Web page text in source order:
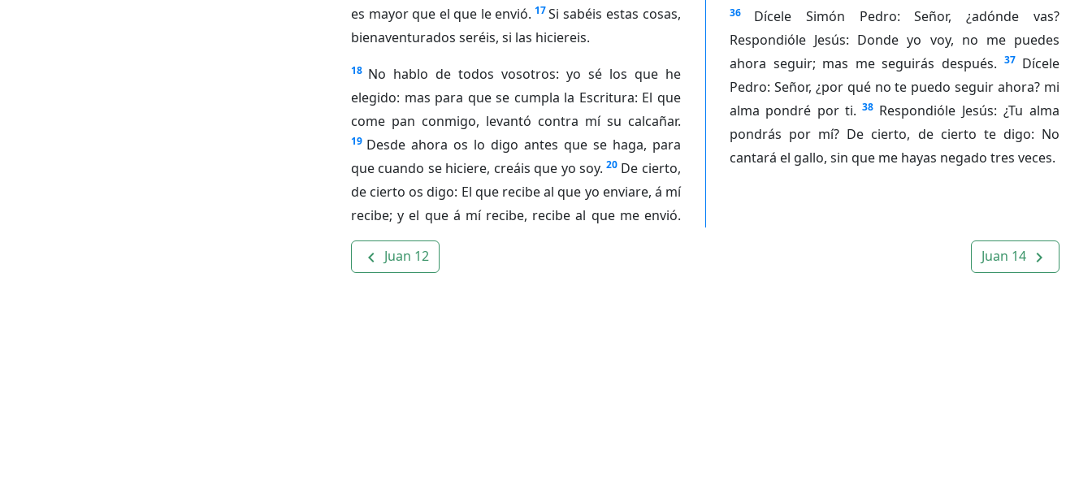
es mayor que el que le envió. 17Si sabéis estas cosas,
bienaventurados seréis, si las hiciereis.
18 No hablo de todos vosotros: yo sé los que he
elegido: mas para que se cumpla la Escritura: El que
come pan conmigo, levantó contra mí su calcañar.
19 Desde ahora os lo digo antes que se haga, para
que cuando se hiciere, creáis que yo soy. 20 De cierto,
de cierto os digo: El que recibe al que yo enviare, á mí
recibe; y el que á mí recibe, recibe al que me envió.
36
Dícele Simón Pedro: Señor, ¿adónde vas?
Respondióle Jesús: Donde yo voy, no me puedes
ahora seguir; mas me seguirás después. 37 Dícele
Pedro: Señor, ¿por qué no te puedo seguir ahora? mi
alma pondré por ti. 38 Respondióle Jesús: ¿Tu alma
pondrás por mí? De cierto, de cierto te digo: No
cantará el gallo, sin que me hayas negado tres veces.
navigate_before Juan 12 Juan 14 navigate_next